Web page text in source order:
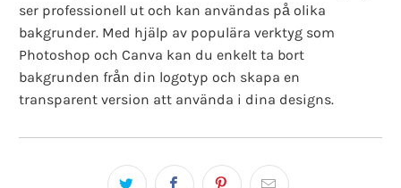
ser professionell ut och kan användas på olika
bakgrunder. Med hjälp av populära verktyg som
Photoshop och Canva kan du enkelt ta bort
bakgrunden från din logotyp och skapa en
transparent version att använda i dina designs.